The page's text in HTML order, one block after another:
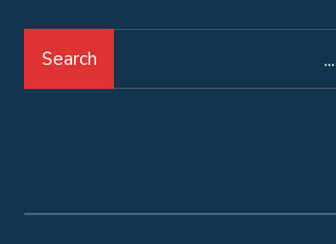
Search